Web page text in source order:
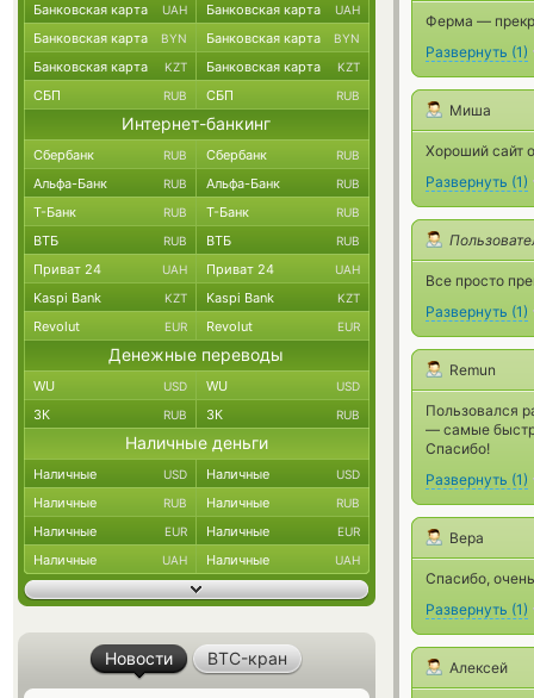
Ферма —
Развернуть (1)
Миша
Хороший сайт
Развернуть (1)
Все просто
Развернуть (1)
Remun
Пользовался
— самые
Спасибо!
Развернуть (1)
Вера
Спасибо,
Развернуть (1)
Алексей
Банковская карта UAH Банковская карта UAH
Банковская карта BYN Банковская карта BYN
Банковская карта KZT Банковская карта KZT
СБП RUB СБП RUB
Интернет-банкинг
Сбербанк RUB Сбербанк RUB
Альфа-Банк RUB Альфа-Банк RUB
Т-Банк RUB Т-Банк RUB
ВТБ RUB ВТБ RUB
Приват 24 UAH Приват 24 UAH
Kaspi Bank KZT Kaspi Bank KZT
Revolut EUR Revolut EUR
Денежные переводы
WU USD WU USD
ЗК RUB ЗК RUB
Наличные деньги
Наличные USD Наличные USD
Наличные RUB Наличные RUB
Наличные EUR Наличные EUR
Наличные UAH Наличные UAH
Новости BTC-кран